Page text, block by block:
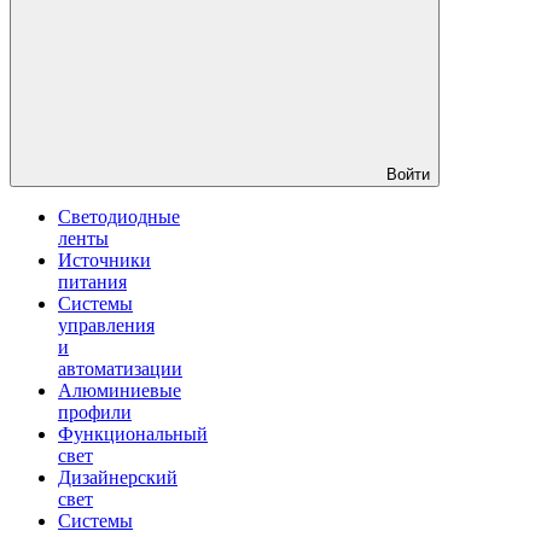
Войти
Светодиодные
ленты
Источники
питания
Системы
управления
и
автоматизации
Алюминиевые
профили
Функциональный
свет
Дизайнерский
свет
Системы